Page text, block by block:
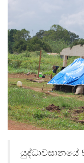
යුද්ධාවසානයේ